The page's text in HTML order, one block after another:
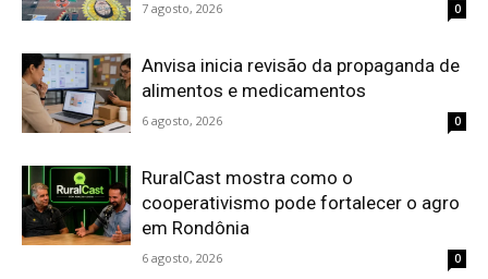
7 agosto, 2026 0
Anvisa inicia revisão da propaganda de
alimentos e medicamentos
6 agosto, 2026 0
RuralCast mostra como o
cooperativismo pode fortalecer o agro
em Rondônia
6 agosto, 2026 0